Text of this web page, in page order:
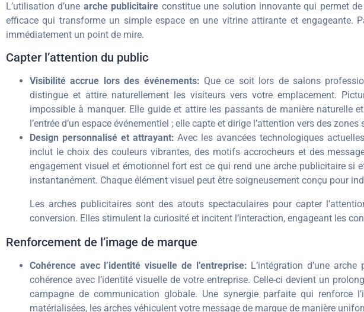
L’utilisation d’une arche publicitaire constitue une solution innovante qui permet
efficace qui transforme un simple espace en une vitrine attirante et engageante.
immédiatement un point de mire.
Capter l’attention du public
Visibilité accrue lors des événements: Que ce soit lors de salons
distingue et attire naturellement les visiteurs vers votre emplacement.
impossible à manquer. Elle guide et attire les passants de manière naturelle
l’entrée d’un espace événementiel ; elle capte et dirige l’attention vers des
Design personnalisé et attrayant: Avec les avancées technologiques
inclut le choix des couleurs vibrantes, des motifs accrocheurs et des
engagement visuel et émotionnel fort est ce qui rend une arche publicitaire si
instantanément. Chaque élément visuel peut être soigneusement conçu pour
Les arches publicitaires sont des atouts spectaculaires pour capter
conversion. Elles stimulent la curiosité et incitent l’interaction, engageant les
Renforcement de l’image de marque
Cohérence avec l’identité visuelle de l’entreprise: L’intégration d’une
cohérence avec l’identité visuelle de votre entreprise. Celle-ci devient un
campagne de communication globale. Une synergie parfaite qui renforce
matérialisées, les arches véhiculent votre message de marque de manière